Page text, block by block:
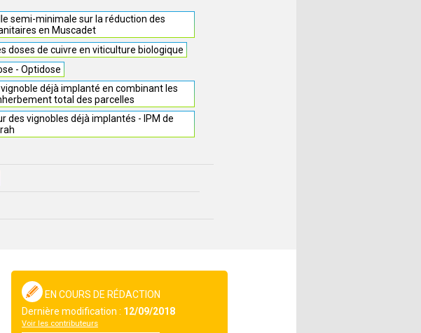
semi-minimale sur la réduction des
en Muscadet
doses de cuivre en viticulture biologique
- Optidose
vignoble déjà implanté en combinant les
total des parcelles
des vignobles déjà implantés - IPM de
EN COURS DE RÉDACTION
Dernière modification : 12/09/2018
Voir les contributeurs